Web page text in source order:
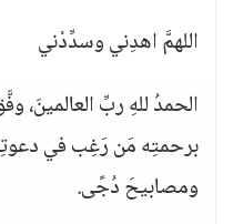
اللهمَّ اهدِني وسدِّدْني
الحمدُ للهِ ربِّ العالمينَ،
برحمتِه مَن رَغِب في
ومصابيحَ دُجًى.